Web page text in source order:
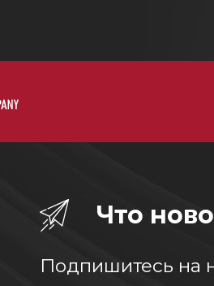
Что
Подпишитесь на